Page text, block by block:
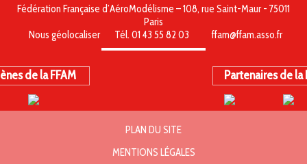
Fédération Française d’AéroModélisme – 108, rue Saint-Maur - 75011
Paris
Nous géolocaliser
Tél. 01 43 55 82 03 ffam@ffam.asso.fr
de la FFAM Partenaires de la
PLAN DU SITE
MENTIONS LÉGALES